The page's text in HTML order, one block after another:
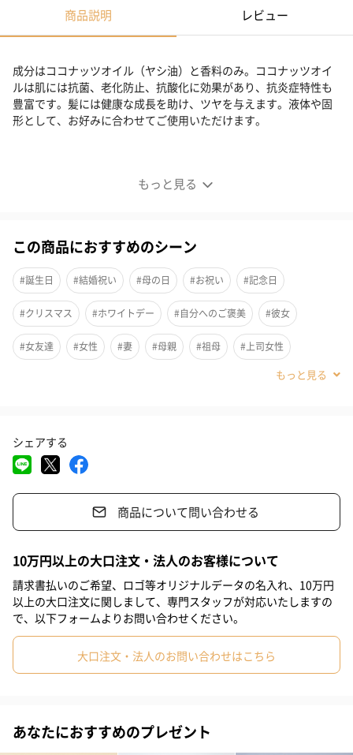
商品説明 レビュー
もっと見る
成分はココナッツオイル（ヤシ油）と香料のみ。ココナッツオイ
ルは肌には抗菌、老化防止、抗酸化に効果があり、抗炎症特性も
豊富です。髪には健康な成長を助け、ツヤを与えます。液体や固
形として、お好みに合わせてご使用いただけます。
ます。ハワイの人々が長く信じてきた、肌と髪を守る抗酸化・抗
炎症の効果をぜひ体感してください。
液体や固形として、お好みに合わせてご使用いただけます。
四季を通じてのボディケア
とケアしていただけます。お風呂上がりに全身と髪に使ってみて
この商品におすすめのシーン
#誕生日 #結婚祝い #母の日 #お祝い #記念日
#クリスマス #ホワイトデー #自分へのご褒美 #彼女
#女友達 #女性 #妻 #母親 #祖母 #上司女性
#30代 #40代
シェアする
商品について問い合わせる
10万円以上の大口注文・法人のお客様について
請求書払いのご希望、ロゴ等オリジナルデータの名入れ、10万円
以上の大口注文に関しまして、専門スタッフが対応いたしますの
で、以下フォームよりお問い合わせください。
大口注文・法人のお問い合わせはこちら
あなたにおすすめのプレゼント